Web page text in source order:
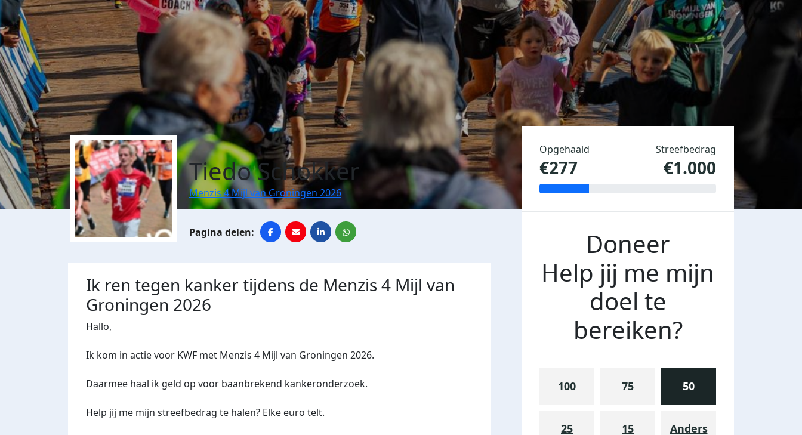
Tiedo Schokker
Menzis 4 Mijl van Groningen 2026
Ik ren tegen kanker tijdens de Menzis 4 Mijl van
Groningen 2026
Hallo,
Ik kom in actie voor KWF met Menzis 4 Mijl van Groningen 2026.
Daarmee haal ik geld op voor baanbrekend kankeronderzoek.
Help jij me mijn streefbedrag te halen? Elke euro telt.
Opgehaald
€277
Streefbedrag
€1.000
Doneer
Help jij me mijn
doel te
bereiken?
100 75 50
25 15 Anders